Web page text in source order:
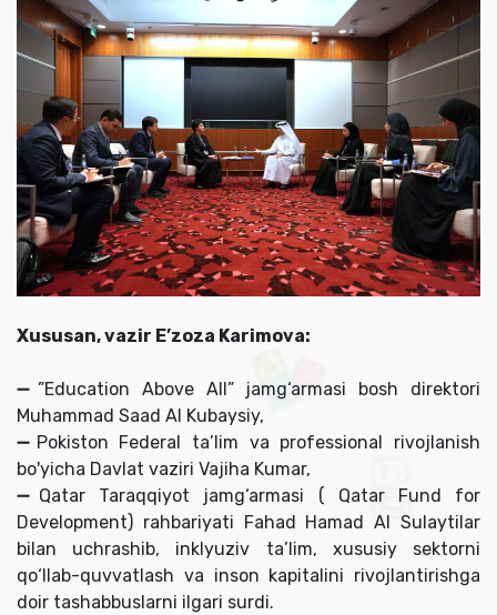
Xususan, vazir E’zoza Karimova:
➖”Education Above All” jamg‘armasi bosh direktori
Muhammad Saad Al Kubaysiy,
➖Pokiston Federal ta’lim va professional rivojlanish
bo'yicha Davlat vaziri Vajiha Kumar,
➖Qatar Taraqqiyot jamg‘armasi ( Qatar Fund for
Development) rahbariyati Fahad Hamad Al Sulaytilar
bilan uchrashib, inklyuziv ta’lim, xususiy sektorni
qo‘llab-quvvatlash va inson kapitalini rivojlantirishga
doir tashabbuslarni ilgari surdi.